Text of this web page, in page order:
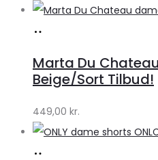
Klædeskabet.dk
Marta Du
Beige/Sort Tilbud!
449,00 kr.